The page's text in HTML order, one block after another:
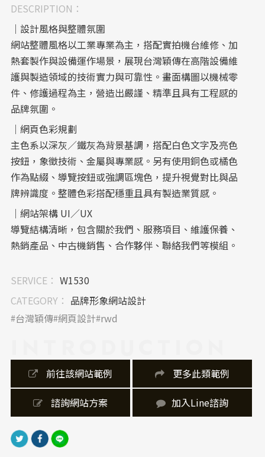
DESCRIPTION：
｜設計風格與整體氛圍
網站整體風格以工業專業為主，搭配實拍機台維修、加
熱套製作與設備運作場景，展現台灣穎傳在高階設備維
護與製造領域的技術實力與可靠性。畫面構圖以機械零
件、修護過程為主，營造出嚴謹、精準且具有工程感的
品牌氛圍。
｜網頁色彩規劃
主色系以深灰／鐵灰為背景基調，搭配白色文字及亮色
按鈕，象徵技術、金屬與專業感。另有使用銅色或橘色
作為點綴、導覽按鈕或強調區塊色，提升視覺對比與品
牌辨識度。整體色彩搭配穩重且具有製造業質感。
｜網站架構 UI／UX
導覽結構清晰，包含關於我們、服務項目、維護保養、
熱銷產品、中古機銷售、合作夥伴、聯絡我們等模組。
「HE COMPRESSOR維修」等重點項目。訊息分類明
確，操作直覺，有助於提高商業詢問與技術服務洽談的
效率。
覺，搭配大字體重點訴求（如「機台維護，專業穎
傳」）以突顯公司定位。下方模組化區塊則依序呈現服
務項目、實績案例、熱銷產品、合作夥伴等，視覺層次
分明、重點導向明晰。
｜網站製作，技術細節
網站採用響應式網頁設計（RWD），適配手機、平板與
SERVICE： W1530
CATEGORY： 品牌形象網站設計
台灣穎傳 網頁設計 rwd
前往該網站範例 更多此類範例
諮詢網站方案 加入Line諮詢